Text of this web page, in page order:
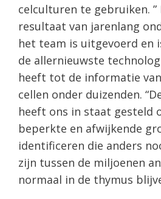
celculturen te gebruiken.
resultaat van jarenlang
het team is uitgevoerd en
de allernieuwste
heeft tot de informatie
cellen onder duizenden.
heeft ons in staat gesteld
beperkte en afwijkende
identificeren die anders
zijn tussen de miljoenen
normaal in de thymus